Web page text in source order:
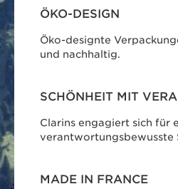
ÖKO-DESIGN
Öko-designte
und nachhaltig.
SCHÖNHEIT MIT
Clarins engagiert sich für
verantwortungsbewusste
MADE IN FRANCE